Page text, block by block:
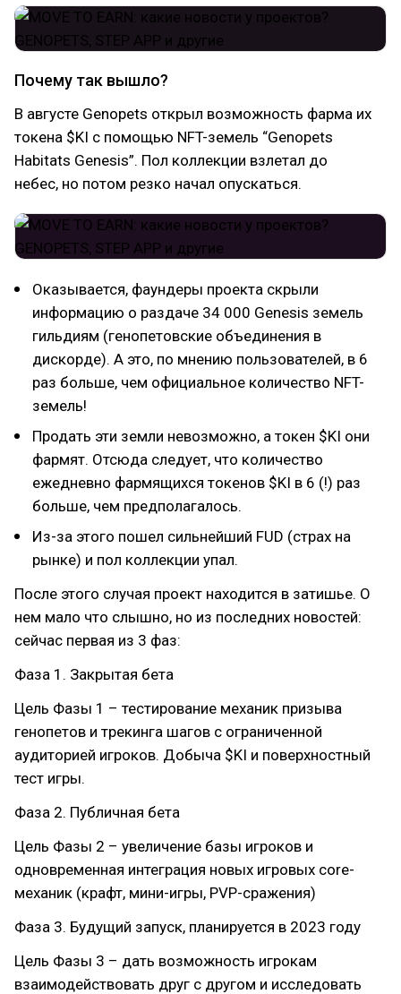
Почему так вышло?
В августе Genopets открыл возможность фарма их
токена $KI с помощью NFT-земель “Genopets
Habitats Genesis”. Пол коллекции взлетал до
небес, но потом резко начал опускаться.
Оказывается, фаундеры проекта скрыли
информацию о раздаче 34 000 Genesis земель
гильдиям (генопетовские объединения в
дискорде). А это, по мнению пользователей, в 6
раз больше, чем официальное количество NFT-
земель!
Продать эти земли невозможно, а токен $KI они
фармят. Отсюда следует, что количество
ежедневно фармящихся токенов $KI в 6 (!) раз
больше, чем предполагалось.
Из-за этого пошел сильнейший FUD (страх на
рынке) и пол коллекции упал.
После этого случая проект находится в затишье. О
нем мало что слышно, но из последних новостей:
сейчас первая из 3 фаз:
Фаза 1. Закрытая бета
Цель Фазы 1 – тестирование механик призыва
генопетов и трекинга шагов c ограниченной
аудиторией игроков. Добыча $KI и поверхностный
тест игры.
Фаза 2. Публичная бета
Цель Фазы 2 – увеличение базы игроков и
одновременная интеграция новых игровых core-
механик (крафт, мини-игры, PVP-сражения)
Фаза 3. Будущий запуск, планируется в 2023 году
Цель Фазы 3 – дать возможность игрокам
взаимодействовать друг с другом и исследовать